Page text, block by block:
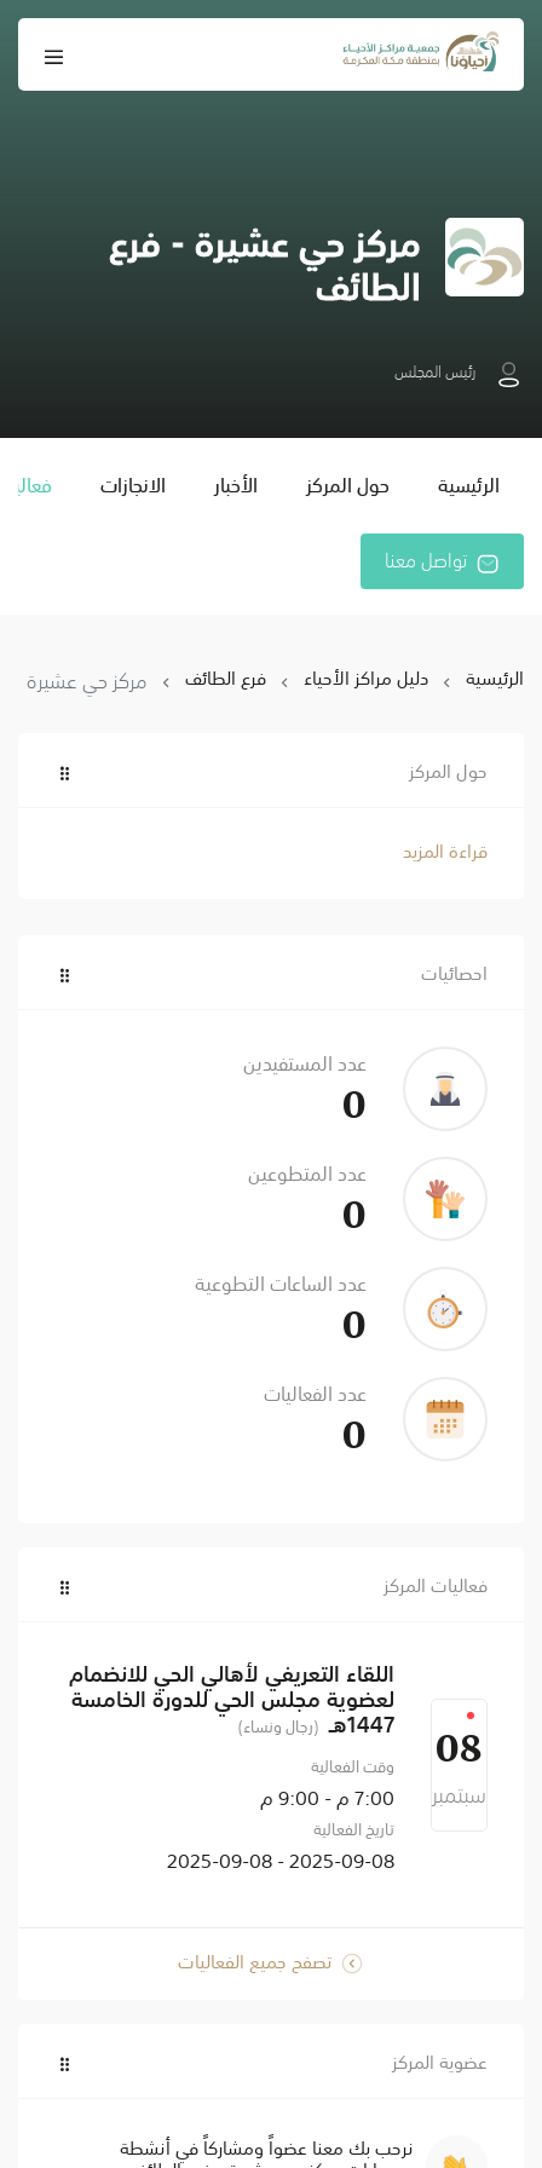
مركز حي عشيرة - فرع
الطائف
رئيس المجلس
الرئيسية حول المركز الأخبار الانجازات
تواصل معنا
الرئيسية دليل مراكز الأحياء فرع الطائف مركز حي عشيرة
حول المركز
قراءة المزيد
احصائيات
عدد المستفيدين
0
عدد المتطوعين
0
عدد الساعات التطوعية
0
عدد الفعاليات
0
فعاليات المركز
08
سبتمبر
اللقاء التعريفي لأهالي الحي للانضمام
لعضوية مجلس الحي للدورة الخامسة
1447هـ
(رجال ونساء)
وقت الفعالية
7:00 م - 9:00 م
تاريخ الفعالية
2025-09-08 - 2025-09-08
تصفح جميع الفعاليات
عضوية المركز
نرحب بك معنا عضواً ومشاركاً في أنشطة